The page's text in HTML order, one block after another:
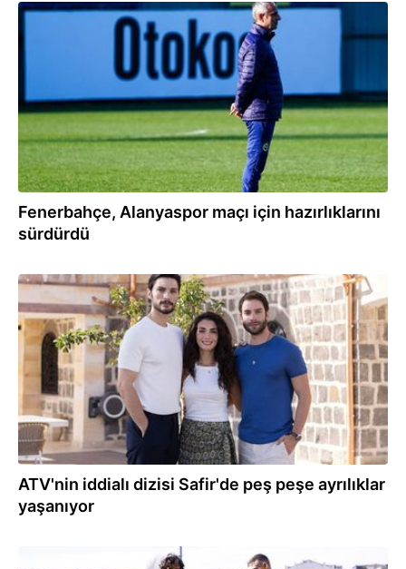
Fenerbahçe, Alanyaspor maçı için hazırlıklarını
sürdürdü
09.02.2024
ATV'nin iddialı dizisi Safir'de peş peşe ayrılıklar
yaşanıyor